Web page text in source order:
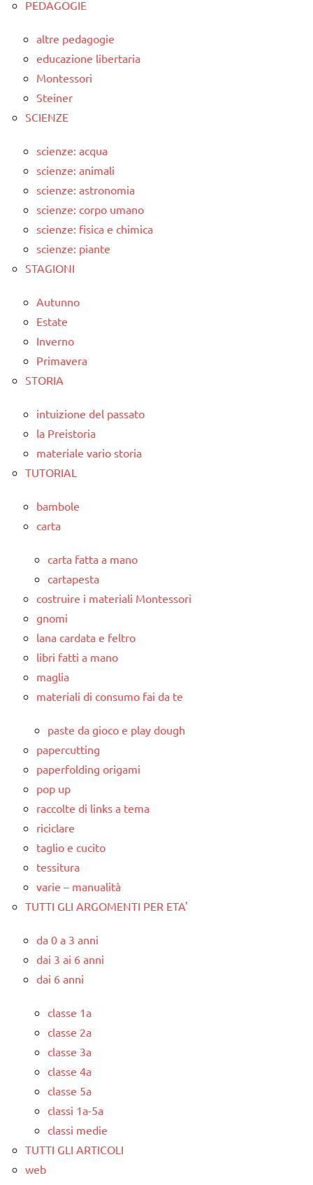
PEDAGOGIE
altre pedagogie
educazione libertaria
Montessori
Steiner
SCIENZE
scienze: acqua
scienze: animali
scienze: astronomia
scienze: corpo umano
scienze: fisica e chimica
scienze: piante
STAGIONI
Autunno
Estate
Inverno
Primavera
STORIA
intuizione del passato
la Preistoria
materiale vario storia
TUTORIAL
bambole
carta
carta fatta a mano
cartapesta
costruire i materiali Montessori
gnomi
lana cardata e feltro
libri fatti a mano
maglia
materiali di consumo fai da te
paste da gioco e play dough
papercutting
paperfolding origami
pop up
raccolte di links a tema
riciclare
taglio e cucito
tessitura
varie – manualità
TUTTI GLI ARGOMENTI PER ETA'
da 0 a 3 anni
dai 3 ai 6 anni
dai 6 anni
classe 1a
classe 2a
classe 3a
classe 4a
classe 5a
classi 1a-5a
classi medie
TUTTI GLI ARTICOLI
web